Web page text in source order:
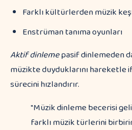
Farklı kültürlerden müzik
Enstrüman tanıma oyunları
Aktif dinlemepasif dinlemeden
müzikte duyduklarını hareketle
sürecini hızlandırır.
"Müzik dinleme becerisi
farklı müzik türlerini